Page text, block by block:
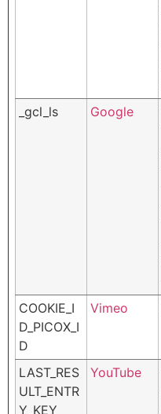
_gcl_ls Google
COOKIE_I
D_PICOX_I
D
Vimeo
LAST_RES
ULT_ENTR
Y_KEY
YouTube